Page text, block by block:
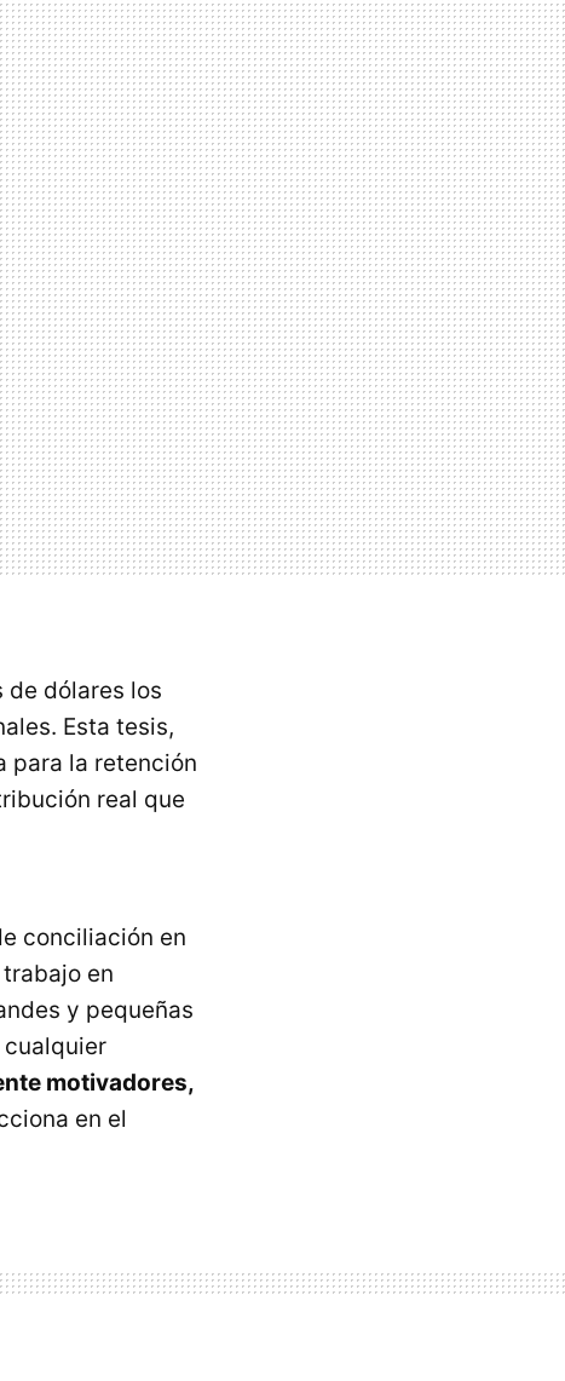
de dólares los
Esta tesis,
para la retención
real que
conciliación en
en
y pequeñas
cualquier
motivadores,
en el